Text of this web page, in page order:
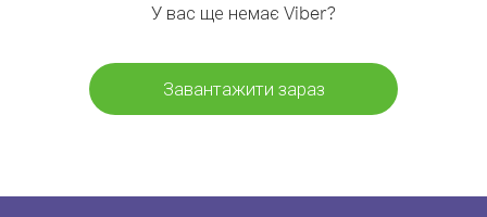
У вас ще немає Viber?
Завантажити зараз